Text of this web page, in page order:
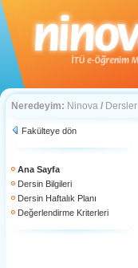
Neredeyim: Ninova / Dersler
Fakülteye dön
Ana Sayfa
Dersin Bilgileri
Dersin Haftalık Planı
Değerlendirme Kriterleri